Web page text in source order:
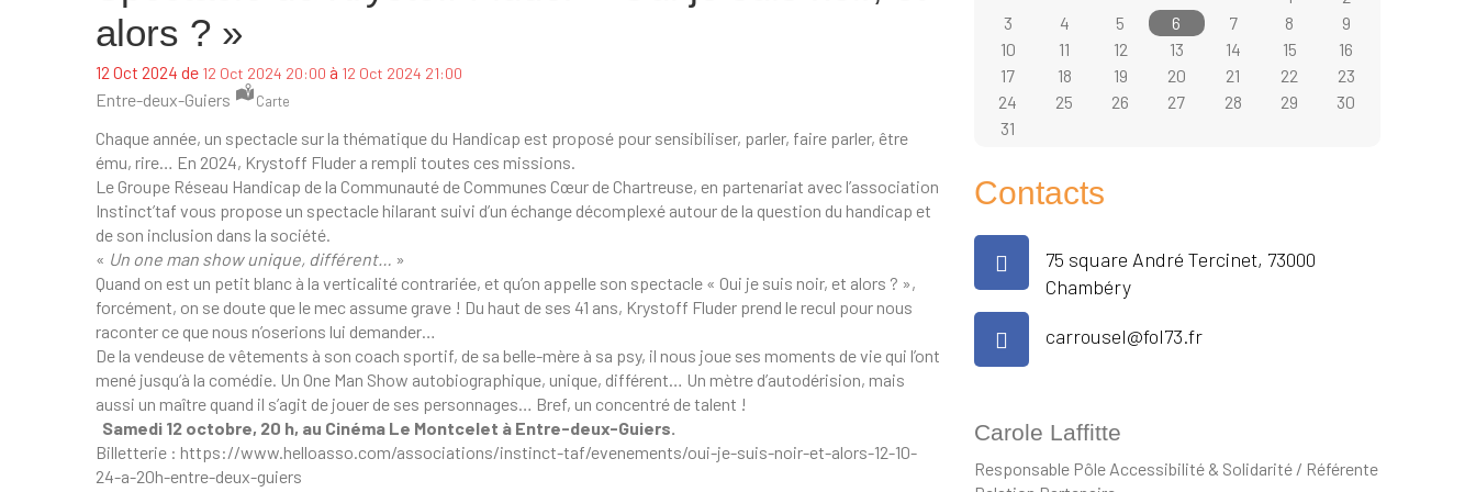
alors ? »
12 Oct 2024 de 12 Oct 2024 20:00 à 12 Oct 2024 21:00
Entre-deux-Guiers Carte
Chaque année, un spectacle sur la thématique du Handicap est proposé pour sensibiliser, parler, faire parler, être
ému, rire… En 2024, Krystoff Fluder a rempli toutes ces missions.
Le Groupe Réseau Handicap de la Communauté de Communes Cœur de Chartreuse, en partenariat avec l’association
Instinct’taf vous propose un spectacle hilarant suivi d’un échange décomplexé autour de la question du handicap et
de son inclusion dans la société.
« Un one man show unique, différent… »
Quand on est un petit blanc à la verticalité contrariée, et qu’on appelle son spectacle « Oui je suis noir, et alors ? »,
forcément, on se doute que le mec assume grave ! Du haut de ses 41 ans, Krystoff Fluder prend le recul pour nous
raconter ce que nous n’oserions lui demander…
De la vendeuse de vêtements à son coach sportif, de sa belle-mère à sa psy, il nous joue ses moments de vie qui l’ont
mené jusqu’à la comédie. Un One Man Show autobiographique, unique, différent… Un mètre d’autodérision, mais
aussi un maître quand il s’agit de jouer de ses personnages… Bref, un concentré de talent !
Samedi 12 octobre, 20 h, au Cinéma Le Montcelet à Entre-deux-Guiers.
Billetterie : https://www.helloasso.com/associations/instinct-taf/evenements/oui-je-suis-noir-et-alors-12-10-
24-a-20h-entre-deux-guiers
3
4 5 6 7 8
9
10
11 12 13 14 15
16
17
18 19 20 21 22
23
24
25 26 27 28 29
30
31
Contacts
75 square André Tercinet, 73000
Chambéry
carrousel@fol73.fr
Carole Laffitte
Responsable Pôle Accessibilité & Solidarité / Référente